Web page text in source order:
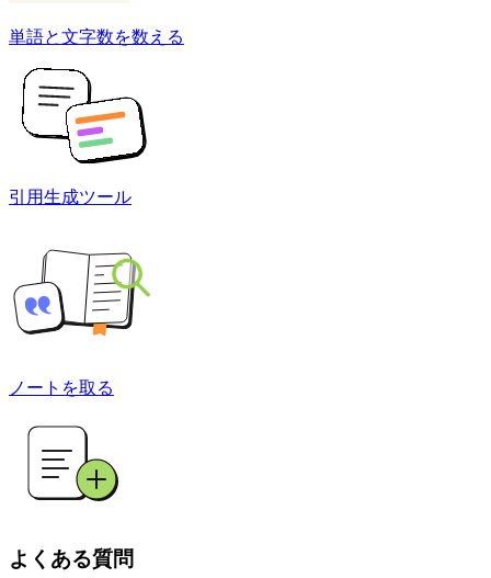
単語と文字数を数える
引用生成ツール
ノートを取る
よくある質問